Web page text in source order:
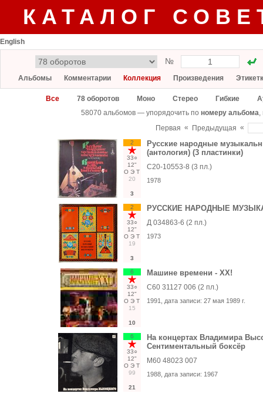
КАТАЛОГ
English
№
Альбомы Комментарии Коллекция Произведения
Все 78 оборотов Моно Стерео Гибкие
58070 альбомов — упорядочить по номеру альбома,
Первая « Предыдущая «
2
33○
12"
О Э Т
20
3
Русские народные
(антология) (3 пластинки)
С20-10553-8 (3 пл.)
1978
2
33○
12"
О Э Т
19
3
РУССКИЕ НАРОДНЫЕ
Д 034863-6 (2 пл.)
1973
6
33○
12"
О Э Т
15
10
Машине времени - ХХ!
С60 31127 006 (2 пл.)
1991 , дата записи: 27 мая 1989 г.
6
33○
12"
О Э Т
99
21
На концертах Владимира
Сентиментальный боксёр
М60 48023 007
1988 , дата записи: 1967